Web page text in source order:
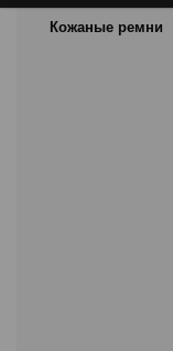
Кожаные ремни